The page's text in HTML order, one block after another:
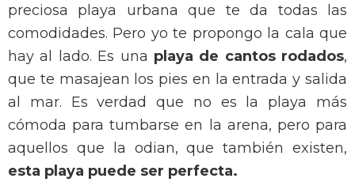
preciosa playa urbana que te da todas las
comodidades. Pero yo te propongo la cala que
hay al lado. Es una playa de cantos rodados,
que te masajean los pies en la entrada y salida
al mar. Es verdad que no es la playa más
cómoda para tumbarse en la arena, pero para
aquellos que la odian, que también existen,
esta playa puede ser perfecta.